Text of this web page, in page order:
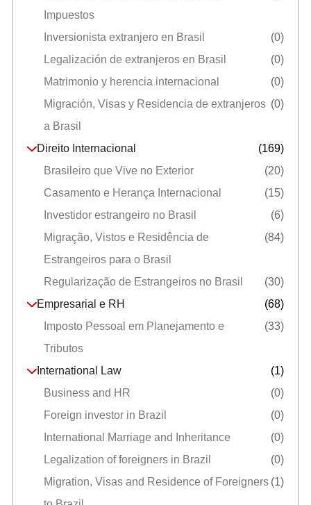
Impuestos
Inversionista extranjero en Brasil
(0)
Legalización de extranjeros en Brasil
(0)
Matrimonio y herencia internacional
(0)
Migración, Visas y Residencia de extranjeros
a Brasil
(0)
Direito Internacional
(169)
Brasileiro que Vive no Exterior
(20)
Casamento e Herança Internacional
(15)
Investidor estrangeiro no Brasil
(6)
Migração, Vistos e Residência de
Estrangeiros para o Brasil
(84)
Regularização de Estrangeiros no Brasil
(30)
Empresarial e RH
(68)
Imposto Pessoal em Planejamento e
Tributos
(33)
International Law
(1)
Business and HR
(0)
Foreign investor in Brazil
(0)
International Marriage and Inheritance
(0)
Legalization of foreigners in Brazil
(0)
Migration, Visas and Residence of Foreigners (1)